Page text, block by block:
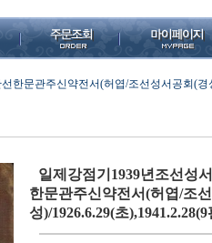
한문관주신약전서(허엽/조선성서공회(경
일제강점기1939년조선성
한문관주신약전서(허엽/조
성)/1926.6.29(초